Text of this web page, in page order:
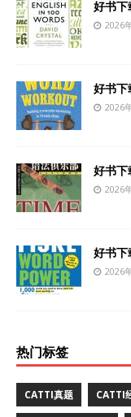
好书
2026
好书
2026
好书
2026
好书
2026
热门标签
CATTI真题 CATTI